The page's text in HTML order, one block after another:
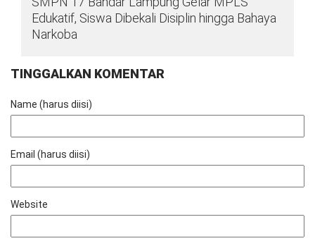
Edukatif, Siswa Dibekali Disiplin hingga Bahaya
Narkoba
TINGGALKAN KOMENTAR
Name (harus diisi)
Email (harus diisi)
Website